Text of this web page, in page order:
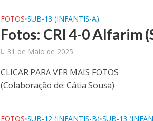
FOTOS•SUB-13 (INFANTIS-A)
Fotos: CRI 4-0 Alfarim
31 de Maio de 2025
CLICAR PARA VER MAIS FOTOS
(Colaboração de: Cátia Sousa)
FOTOS•SUB-12 (INFANTIS-B)•SUB-13